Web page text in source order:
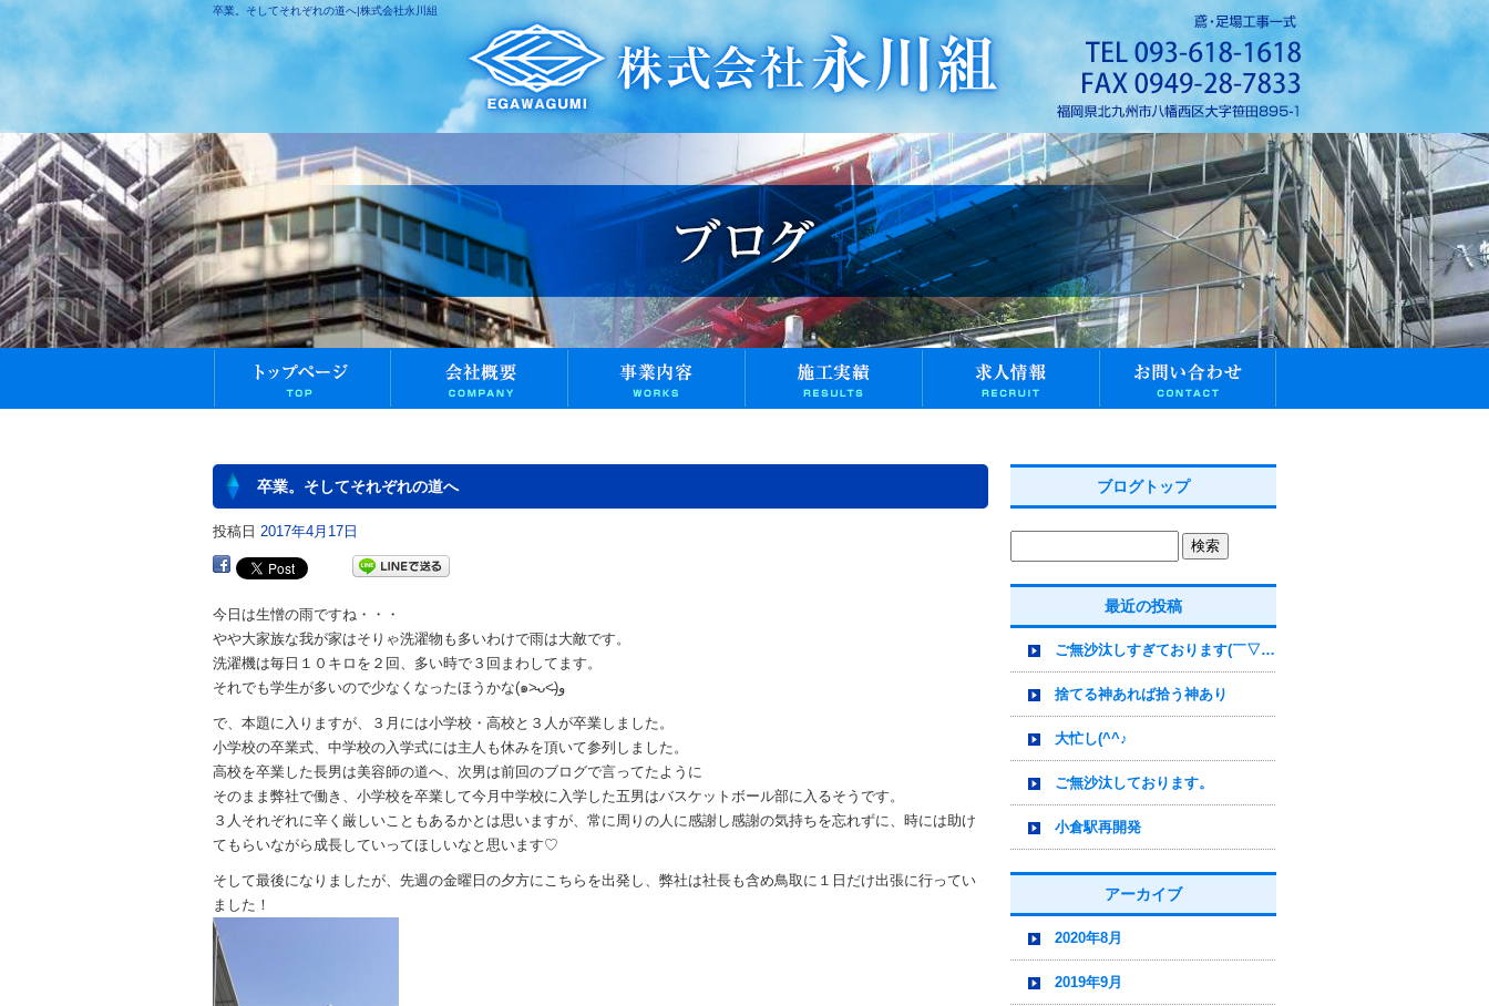
卒業。そしてそれぞれの道へ|株式会社永川組
卒業。そしてそれぞれの道へ
投稿日 2017年4月17日
今日は生憎の雨ですね・・・
やや大家族な我が家はそりゃ洗濯物も多いわけで雨は大敵です。
洗濯機は毎日１０キロを２回、多い時で３回まわしてます。
それでも学生が多いので少なくなったほうかな(๑˃̵ᴗ˂̵)و
で、本題に入りますが、３月には小学校・高校と３人が卒業しました。
小学校の卒業式、中学校の入学式には主人も休みを頂いて参列しました。
高校を卒業した長男は美容師の道へ、次男は前回のブログで言ってたように
そのまま弊社で働き、小学校を卒業して今月中学校に入学した五男はバスケットボール部に入るそうです。
３人それぞれに辛く厳しいこともあるかとは思いますが、常に周りの人に感謝し感謝の気持ちを忘れずに、時には助け
てもらいながら成長していってほしいなと思います♡
そして最後になりましたが、先週の金曜日の夕方にこちらを出発し、弊社は社長も含め鳥取に１日だけ出張に行ってい
ました！
ブログトップ
最近の投稿
ご無沙汰しすぎております(￣▽￣)
捨てる神あれば拾う神あり
大忙し(^^♪
ご無沙汰しております。
小倉駅再開発
アーカイブ
2020年8月
2019年9月